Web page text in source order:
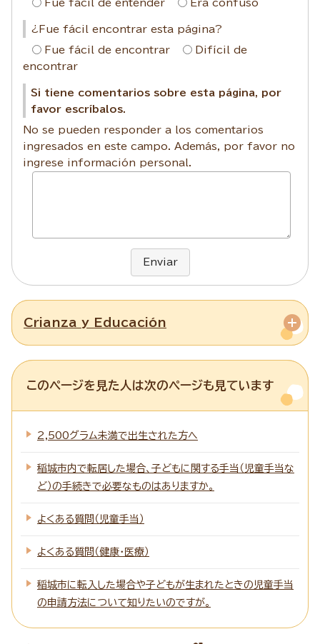
Fue fácil de entender Era confuso
¿Fue fácil encontrar esta página?
Fue fácil de encontrar
Difícil de
encontrar
Si tiene comentarios sobre esta página, por
favor escríbalos.
No se pueden responder a los comentarios
ingresados en este campo. Además, por favor no
ingrese información personal.
Enviar
Crianza y Educación
このページを見た人は次のページも見ています
2,500グラム未満で出生された方へ
稲城市内で転居した場合、子どもに関する手当（児童手当な
ど）の手続きで必要なものはありますか。
よくある質問（児童手当）
よくある質問（健康・医療）
稲城市に転入した場合や子どもが生まれたときの児童手当
の申請方法について知りたいのですが。